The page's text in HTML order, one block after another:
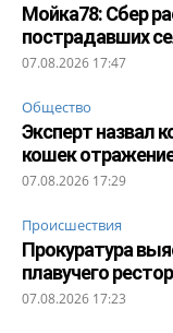
Мойка78: Сбер
пострадавших
07.08.2026 17:47
Общество
Эксперт назвал
кошек
07.08.2026 17:29
Происшествия
Прокуратура
плавучего
07.08.2026 17:23